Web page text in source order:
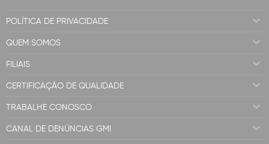
POLÍTICA DE PRIVACIDADE
QUEM SOMOS
FILIAIS
CERTIFICAÇÃO DE QUALIDADE
TRABALHE CONOSCO
CANAL DE DENÚNCIAS GMI